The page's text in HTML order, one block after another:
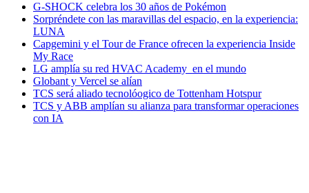
G-SHOCK celebra los 30 años de Pokémon
Sorpréndete con las maravillas del espacio, en la experiencia:
LUNA
Capgemini y el Tour de France ofrecen la experiencia Inside
My Race
LG amplía su red HVAC Academy en el mundo
Globant y Vercel se alían
TCS será aliado tecnolóogico de Tottenham Hotspur
TCS y ABB amplían su alianza para transformar operaciones
con IA